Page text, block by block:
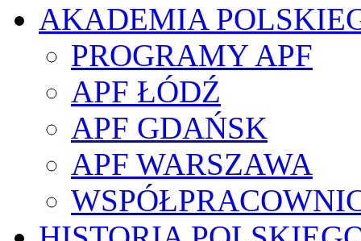
AKADEMIA
PROGRAMY APF
APF ŁÓDŹ
APF GDAŃSK
APF WARSZAWA